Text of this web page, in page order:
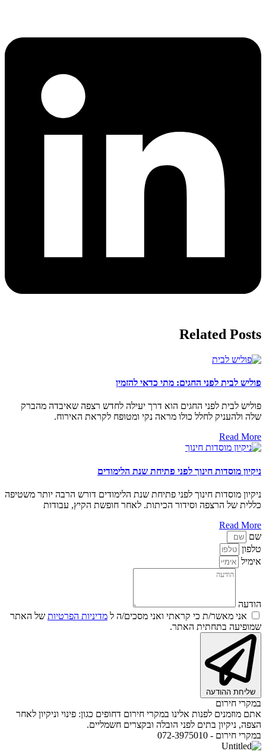
Related Posts
פוליש לבית לפני החגים: מתי כדאי להזמין
פוליש לבית לפני החגים הוא דרך יעילה לחדש רצפה שאיבדה מהברק
שלה ולהעניק לחלל כולו מראה נקי ומטופח לקראת האירוח.
Read More
ניקיון מוסדות חינוך לפני פתיחת שנת הלימודים
ניקיון מוסדות חינוך לפני פתיחת שנת הלימודים דורש הרבה יותר משטיפה
כללית של הרצפה וסידור הכיתות. לאחר חופשת הקיץ, עבודות
Read More
שם
טלפון
אימיל
הודעה
אני מאשר/ת כי קראתי ואני מסכים/ה ל מדיניות הפרטיות של האתר
שמופיעה בתחתית האתר.
שליחת ההודעה
במקרי חירום
אתם מוזמנים לפנות אלינו במקרי חירום דחופים כגון: פינוי וניקיון לאחר
הצפה, ניקיון בתים לפני הובלה ובקצרים חשמליים.
במקרי חירום - 072-3975010